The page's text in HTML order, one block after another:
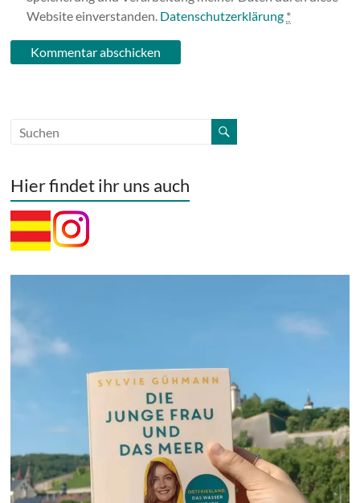
Website einverstanden. Datenschutzerklärung *
Hier findet ihr uns auch